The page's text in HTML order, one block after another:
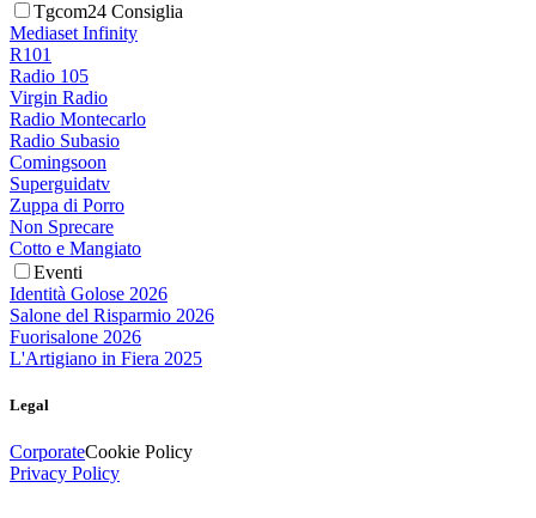
Tgcom24 Consiglia
Mediaset Infinity
R101
Radio 105
Virgin Radio
Radio Montecarlo
Radio Subasio
Comingsoon
Superguidatv
Zuppa di Porro
Non Sprecare
Cotto e Mangiato
Eventi
Identità Golose 2026
Salone del Risparmio 2026
Fuorisalone 2026
L'Artigiano in Fiera 2025
Legal
CorporateCookie Policy
Privacy Policy